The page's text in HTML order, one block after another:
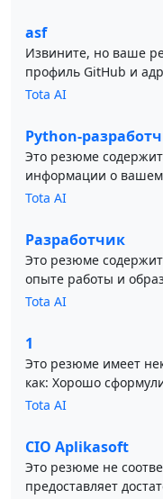
asf
Извините, но ваше
профиль GitHub и
Tota AI
Python-
Это резюме
информации о вашем
Tota AI
Разработчик
Это резюме
опыте работы и
Tota AI
1
Это резюме имеет
как: Хорошо
Tota AI
CIO Aplikasoft
Это резюме не
предоставляет